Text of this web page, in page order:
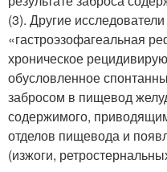
(3). Другие
«гастроэзофагеальная
хроническое
обусловленное
забросом в пищевод
содержимого,
отделов пищевода и
(изжоги,